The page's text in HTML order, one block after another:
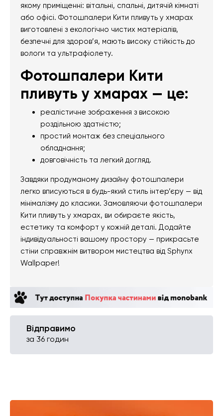
якому приміщенні: вітальні, спальні, дитячій кімнаті
або офісі. Фотошпалери Кити пливуть у хмарах
виготовлені з екологічно чистих матеріалів,
безпечні для здоров’я, мають високу стійкість до
вологи та ультрафіолету.
Фотошпалери Кити
пливуть у хмарах — це:
реалістичне зображення з високою
роздільною здатністю;
простий монтаж без спеціального
обладнання;
довговічність та легкий догляд.
Завдяки продуманому дизайну фотошпалери
легко вписуються в будь-який стиль інтер’єру — від
мінімалізму до класики. Замовляючи фотошпалери
Кити пливуть у хмарах, ви обираєте якість,
естетику та комфорт у кожній деталі. Додайте
індивідуальності вашому простору — прикрасьте
стіни справжнім витвором мистецтва від Sphynx
Wallpaper!
Відправимо
за 36 годин